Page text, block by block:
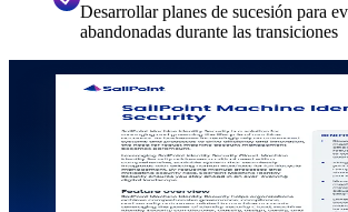
Desarrollar planes de sucesión para
abandonadas durante las transiciones